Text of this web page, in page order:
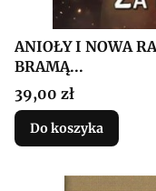
ANIOŁY I NOWA
BRAMĄ...
Cena
39,00 zł
Do koszyka